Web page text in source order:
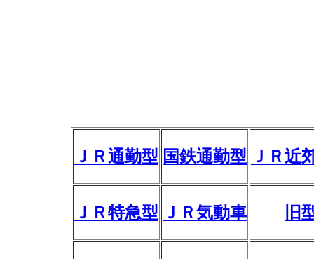
ＪＲ通勤型 国鉄通勤型 ＪＲ近
ＪＲ特急型 ＪＲ気動車 旧